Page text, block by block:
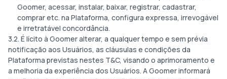
Goomer, acessar, instalar, baixar, registrar, cadastrar,
comprar etc. na Plataforma, configura expressa, irrevogável
e irretratável concordância.
3.2. É lícito à Goomer alterar, a qualquer tempo e sem prévia
notificação aos Usuários, as cláusulas e condições da
Plataforma previstas nestes T&C, visando o aprimoramento e
a melhoria da experiência dos Usuários. A Goomer informará